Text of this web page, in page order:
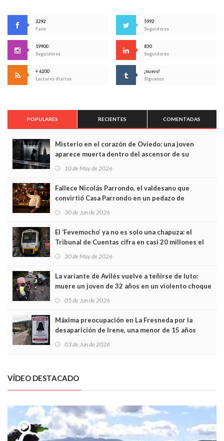
2292
Fans
5992
Seguidores
19900
Seguidores
830
Seguidores
+ 6200
Lectores diarios
¡nuevo!
Síguenos
POPULARES RECIENTES COMENTADAS
Misterio en el corazón de Oviedo: una joven
aparece muerta dentro del ascensor de su
edificio y las cámaras captan sus últimos minutos
10 de May de 2026
Fallece Nicolás Parrondo, el valdesano que
convirtió Casa Parrondo en un pedazo de
Asturias en Madrid
30 de Jun de 2026
El ‘Fevemocho’ ya no es solo una chapuza: el
Tribunal de Cuentas cifra en casi 20 millones el
sobrecoste de los trenes que no cabían por los
30 de May de 2026
La variante de Avilés vuelve a teñirse de luto:
muere un joven de 32 años en un violento choque
frontal
05 de Jun de 2026
Máxima preocupación en La Fresneda por la
desaparición de Irene, una menor de 15 años
03 de Jun de 2026
VÍDEO DESTACADO